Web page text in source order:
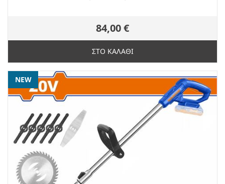
84,00 €
ΣΤΟ ΚΑΛΑΘΙ
NEW